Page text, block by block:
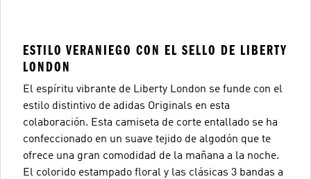
ESTILO VERANIEGO CON EL SELLO DE LIBERTY
LONDON
El espíritu vibrante de Liberty London se funde con el
estilo distintivo de adidas Originals en esta
colaboración. Esta camiseta de corte entallado se ha
confeccionado en un suave tejido de algodón que te
ofrece una gran comodidad de la mañana a la noche.
El colorido estampado floral y las clásicas 3 bandas a